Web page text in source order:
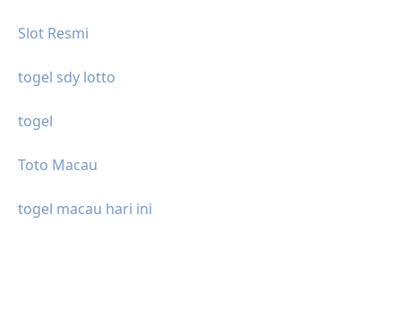
Slot Resmi
togel sdy lotto
togel
Toto Macau
togel macau hari ini